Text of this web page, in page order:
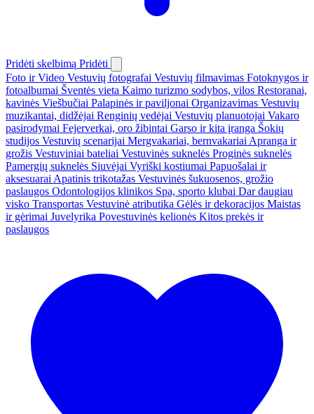
Pridėti skelbimą Pridėti
Foto ir Video Vestuvių fotografai Vestuvių filmavimas Fotoknygos ir
fotoalbumai Šventės vieta Kaimo turizmo sodybos, vilos Restoranai,
kavinės Viešbučiai Palapinės ir paviljonai Organizavimas Vestuvių
muzikantai, didžėjai Renginių vedėjai Vestuvių planuotojai Vakaro
pasirodymai Fejerverkai, oro žibintai Garso ir kita įranga Šokių
studijos Vestuvių scenarijai Mergvakariai, bernvakariai Apranga ir
grožis Vestuviniai bateliai Vestuvinės suknelės Proginės suknelės
Pamergių suknelės Siuvėjai Vyriški kostiumai Papuošalai ir
aksesuarai Apatinis trikotažas Vestuvinės šukuosenos, grožio
paslaugos Odontologijos klinikos Spa, sporto klubai Dar daugiau
visko Transportas Vestuvinė atributika Gėlės ir dekoracijos Maistas
ir gėrimai Juvelyrika Povestuvinės kelionės Kitos prekės ir
paslaugos